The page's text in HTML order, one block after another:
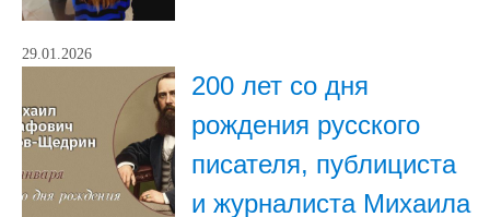
29.01.2026
200 лет со дня
рождения русского
писателя, публициста
и журналиста Михаила